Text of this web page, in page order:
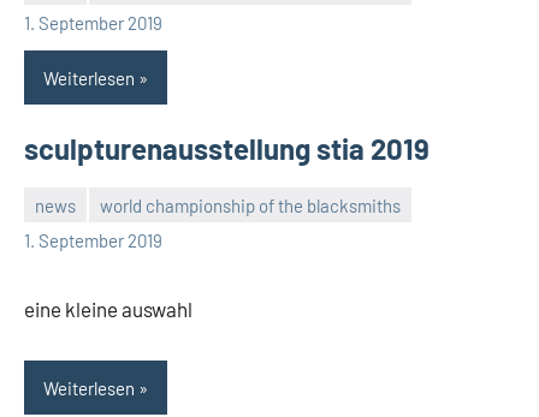
1. September 2019
rene
Weiterlesen
sculpturenausstellung stia 2019
news
world championship of the blacksmiths
1. September 2019
rene
eine kleine auswahl
Weiterlesen